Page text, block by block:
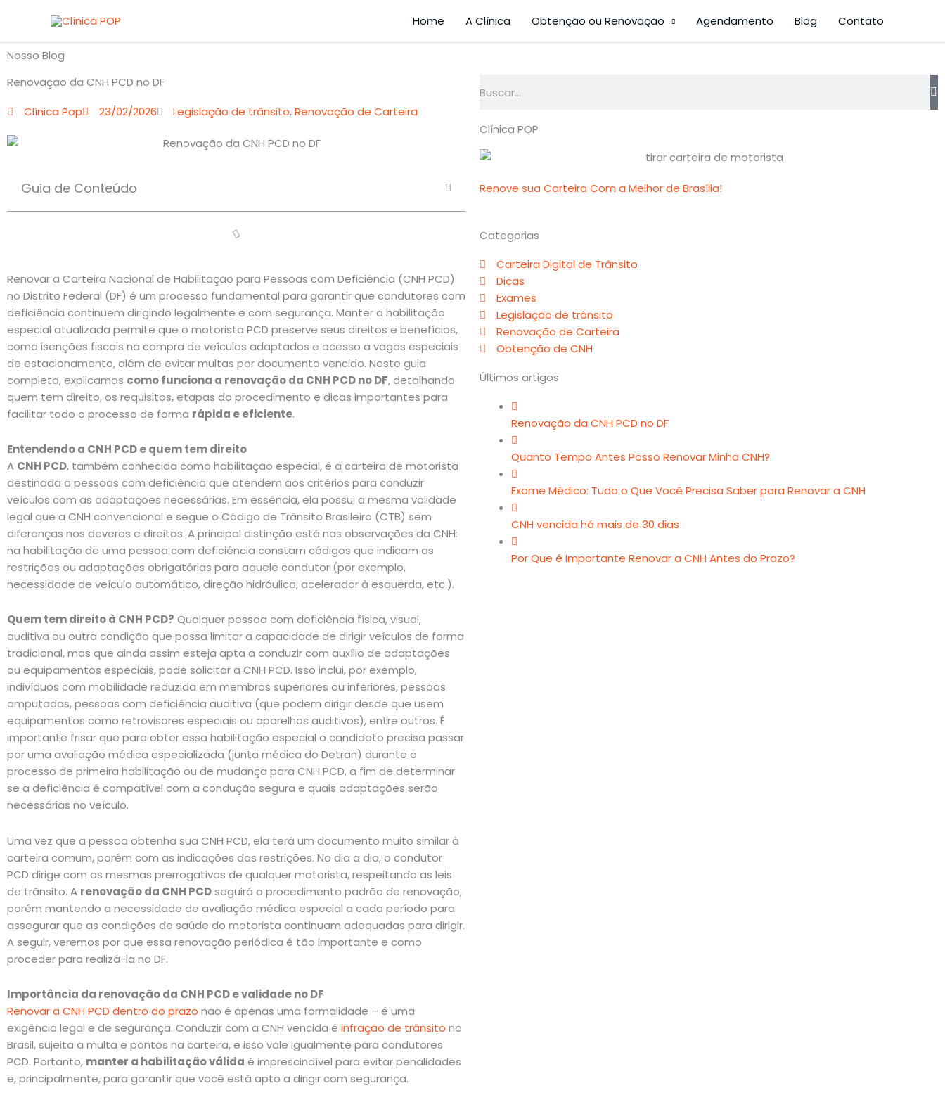
o
conteúdo
Home A Clínica Obtenção ou Renovação Agendamento Blog Contato
Nosso Blog
Renovação da CNH PCD no DF
Clínica Pop
23/02/2026 Legislação de trânsito,Renovação de Carteira
Guia de Conteúdo
Renovar a Carteira Nacional de Habilitação para Pessoas com Deficiência (CNH PCD)
no Distrito Federal (DF) é um processo fundamental para garantir que condutores com
deficiência continuem dirigindo legalmente e com segurança. Manter a habilitação
especial atualizada permite que o motorista PCD preserve seus direitos e benefícios,
como isenções fiscais na compra de veículos adaptados e acesso a vagas especiais
de estacionamento, além de evitar multas por documento vencido. Neste guia
completo, explicamos como funciona a renovação da CNH PCD no DF, detalhando
quem tem direito, os requisitos, etapas do procedimento e dicas importantes para
facilitar todo o processo de forma rápida e eficiente.
Entendendo a CNH PCD e quem tem direito
A CNH PCD, também conhecida como habilitação especial, é a carteira de motorista
destinada a pessoas com deficiência que atendem aos critérios para conduzir
veículos com as adaptações necessárias. Em essência, ela possui a mesma validade
legal que a CNH convencional e segue o Código de Trânsito Brasileiro (CTB) sem
diferenças nos deveres e direitos. A principal distinção está nas observações da CNH:
na habilitação de uma pessoa com deficiência constam códigos que indicam as
restrições ou adaptações obrigatórias para aquele condutor (por exemplo,
necessidade de veículo automático, direção hidráulica, acelerador à esquerda, etc.).
Quem tem direito à CNH PCD? Qualquer pessoa com deficiência física, visual,
auditiva ou outra condição que possa limitar a capacidade de dirigir veículos de forma
tradicional, mas que ainda assim esteja apta a conduzir com auxílio de adaptações
ou equipamentos especiais, pode solicitar a CNH PCD. Isso inclui, por exemplo,
indivíduos com mobilidade reduzida em membros superiores ou inferiores, pessoas
amputadas, pessoas com deficiência auditiva (que podem dirigir desde que usem
equipamentos como retrovisores especiais ou aparelhos auditivos), entre outros. É
importante frisar que para obter essa habilitação especial o candidato precisa passar
por uma avaliação médica especializada (junta médica do Detran) durante o
processo de primeira habilitação ou de mudança para CNH PCD, a fim de determinar
se a deficiência é compatível com a condução segura e quais adaptações serão
necessárias no veículo.
Uma vez que a pessoa obtenha sua CNH PCD, ela terá um documento muito similar à
carteira comum, porém com as indicações das restrições. No dia a dia, o condutor
PCD dirige com as mesmas prerrogativas de qualquer motorista, respeitando as leis
de trânsito. A renovação da CNH PCDseguirá o procedimento padrão de renovação,
porém mantendo a necessidade de avaliação médica especial a cada período para
assegurar que as condições de saúde do motorista continuam adequadas para dirigir.
A seguir, veremos por que essa renovação periódica é tão importante e como
proceder para realizá-la no DF.
Importância da renovação da CNH PCD e validade no DF
Renovar a CNH PCD dentro do prazo não é apenas uma formalidade – é uma
exigência legal e de segurança. Conduzir com a CNH vencida é infração de trânsito no
Brasil, sujeita a multa e pontos na carteira, e isso vale igualmente para condutores
PCD. Portanto, manter a habilitação válida é imprescindível para evitar penalidades
e, principalmente, para garantir que você está apto a dirigir com segurança.
Clínica POP
Renove sua Carteira Com a Melhor de Brasília!
Categorias
Carteira Digital de Trânsito
Dicas
Exames
Legislação de trânsito
Renovação de Carteira
Obtenção de CNH
Últimos artigos
Renovação da CNH PCD no DF
Quanto Tempo Antes Posso Renovar Minha CNH?
Exame Médico: Tudo o Que Você Precisa Saber para Renovar a CNH
CNH vencida há mais de 30 dias
Por Que é Importante Renovar a CNH Antes do Prazo?